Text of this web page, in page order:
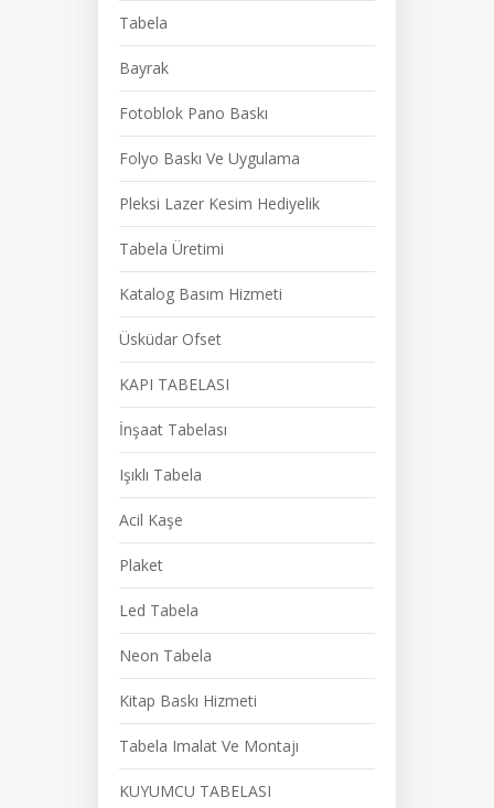
Tabela
Bayrak
Fotoblok Pano Baskı
Folyo Baskı Ve Uygulama
Pleksi Lazer Kesim Hediyelik
Tabela Üretimi
Katalog Basım Hizmeti
Üsküdar Ofset
KAPI TABELASI
İnşaat Tabelası
Işıklı Tabela
Acil Kaşe
Plaket
Led Tabela
Neon Tabela
Kitap Baskı Hizmeti
Tabela Imalat Ve Montajı
KUYUMCU TABELASI